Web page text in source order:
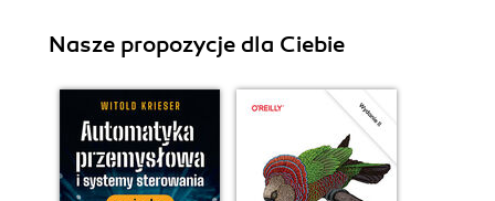
Nasze propozycje dla Ciebie